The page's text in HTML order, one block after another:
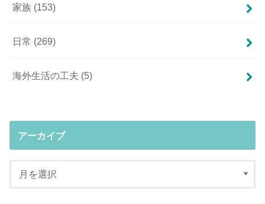
家族 (153)
日常 (269)
海外生活の工夫 (5)
アーカイブ